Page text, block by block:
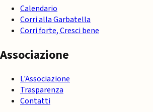
Calendario
Corri alla Garbatella
Corri forte, Cresci bene
Associazione
L'Associazione
Trasparenza
Contatti